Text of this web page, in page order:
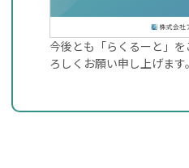
今後とも「らくるーと」
ろしくお願い申し上げます。